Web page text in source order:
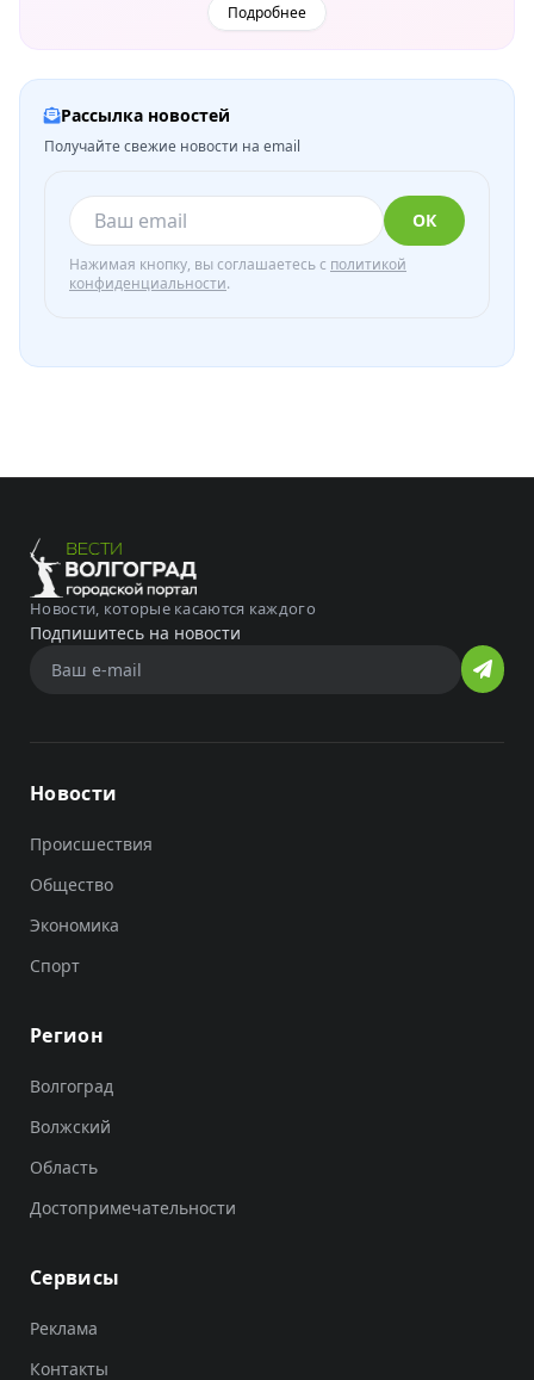
Подробнее
Рассылка новостей
Получайте свежие новости на email
ОК
Нажимая кнопку, вы соглашаетесь с политикой
конфиденциальности.
Новости, которые касаются каждого
Подпишитесь на новости
Новости
Происшествия
Общество
Экономика
Спорт
Регион
Волгоград
Волжский
Область
Достопримечательности
Сервисы
Реклама
Контакты